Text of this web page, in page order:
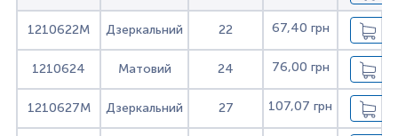
1210622M Дзеркальний 22 67,40 грн
1210624 Матовий 24 76,00 грн
1210627M Дзеркальний 27 107,07 грн